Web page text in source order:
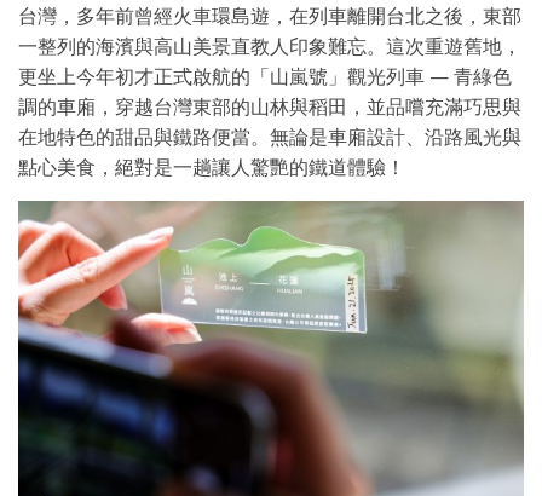
台灣，多年前曾經火車環島遊，在列車離開台北之後，東部
一整列的海濱與高山美景直教人印象難忘。這次重遊舊地，
更坐上今年初才正式啟航的「山嵐號」觀光列車 — 青綠色
調的車廂，穿越台灣東部的山林與稻田，並品嚐充滿巧思與
在地特色的甜品與鐵路便當。無論是車廂設計、沿路風光與
點心美食，絕對是一趟讓人驚艷的鐵道體驗！